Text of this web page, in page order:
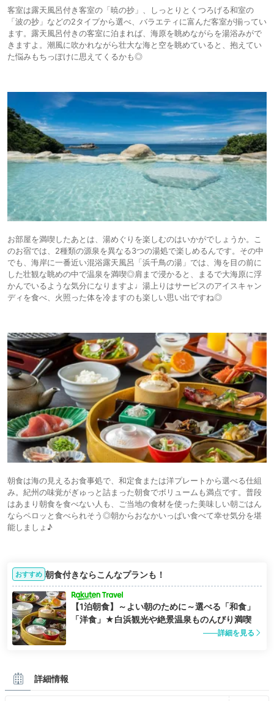
客室は露天風呂付き客室の「暁の抄」、しっとりとくつろげる和室の
「波の抄」などの2タイプから選べ、バラエティに富んだ客室が揃ってい
ます。露天風呂付きの客室に泊まれば、海原を眺めながらを湯浴みがで
きますよ。潮風に吹かれながら壮大な海と空を眺めていると、抱えてい
た悩みもちっぽけに思えてくるかも◎
お部屋を満喫したあとは、湯めぐりを楽しむのはいかがでしょうか。こ
のお宿では、2種類の源泉を異なる3つの湯処で楽しめるんです。その中
でも、海岸に一番近い混浴露天風呂「浜千鳥の湯」では、海を目の前に
した壮観な眺めの中で温泉を満喫◎肩まで浸かると、まるで大海原に浮
かんでいるような気分になりますよ♩湯上りはサービスのアイスキャン
ディを食べ、火照った体を冷ますのも楽しい思い出ですね◎
朝食は海の見えるお食事処で、和定食または洋プレートから選べる仕組
み。紀州の味覚がぎゅっと詰まった朝食でボリュームも満点です。普段
はあまり朝食を食べない人も、ご当地の食材を使った美味しい朝ごはん
ならペロッと食べられそう◎朝からおなかいっぱい食べて幸せ気分を堪
能しましょ♪
おすすめ 朝食付きならこんなプランも！
【1泊朝食】～よい朝のために～選べる「和食」
「洋食」★白浜観光や絶景温泉ものんびり満喫
詳細を見る
詳細情報